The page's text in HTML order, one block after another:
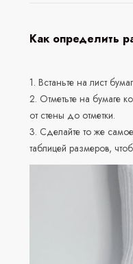
Как определить
1. Встаньте на лист
2. Отметьте на бумаге
от стены до отметки.
3. Сделайте то же
таблицей размеров,